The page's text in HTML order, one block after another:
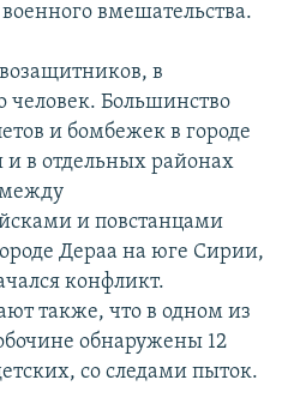
вмешательства.
в
человек. Большинство
и бомбежек в городе
и в отдельных районах
и повстанцами
Дераа на юге Сирии,
конфликт.
также, что в одном из
обнаружены 12
со следами пыток.